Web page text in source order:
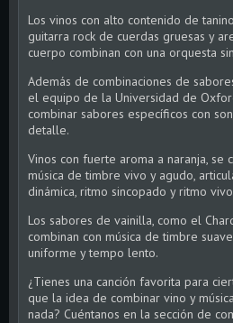
Los vinos con alto contenido de
guitarra rock de cuerdas gruesas y
cuerpo combinan con una orquesta
Además de combinaciones de
el equipo de la Universidad de
combinar sabores específicos con
detalle.
Vinos con fuerte aroma a naranja, se
música de timbre vivo y agudo,
dinámica, ritmo sincopado y ritmo
Los sabores de vainilla, como el
combinan con música de timbre
uniforme y tempo lento.
¿Tienes una canción favorita para
que la idea de combinar vino y
nada? Cuéntanos en la sección de